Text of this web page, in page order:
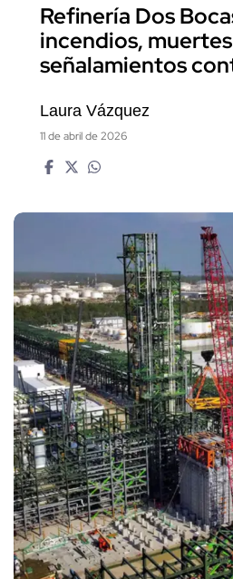
Refinería Dos
incendios,
señalamientos
Laura Vázquez
11 de abril de 2026